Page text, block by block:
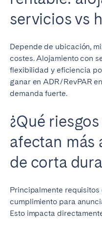
servicios vs
Depende de ubicación,
costes. Alojamiento con
flexibilidad y eficiencia
ganar en ADR/RevPAR
demanda fuerte.
¿Qué
afectan más
de corta
Principalmente
cumplimiento para
Esto impacta